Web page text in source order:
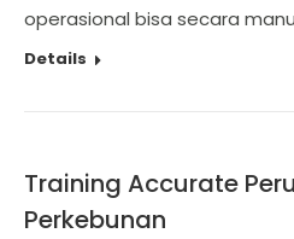
operasional bisa secara
Details
Training Accurate
Perkebunan